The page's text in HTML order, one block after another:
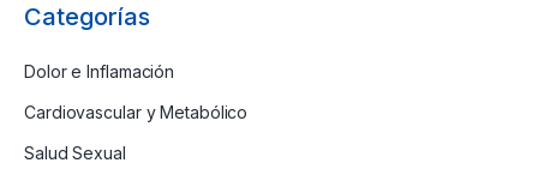
Categorías
Dolor e Inflamación
Cardiovascular y Metabólico
Salud Sexual